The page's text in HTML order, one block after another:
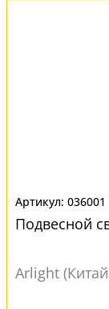
036001
Подвесной
Arlight